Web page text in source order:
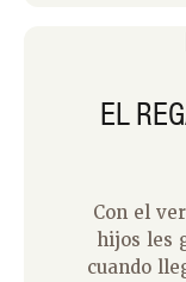
EL
Con el
hijos les
cuando